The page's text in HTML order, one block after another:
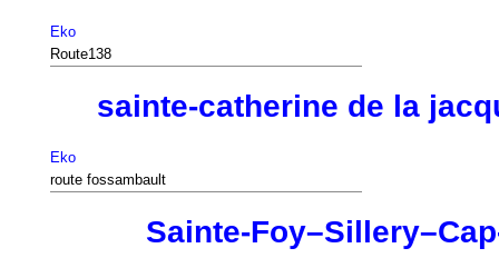
Eko
Route138
sainte-catherine de la
Eko
route fossambault
Sainte-